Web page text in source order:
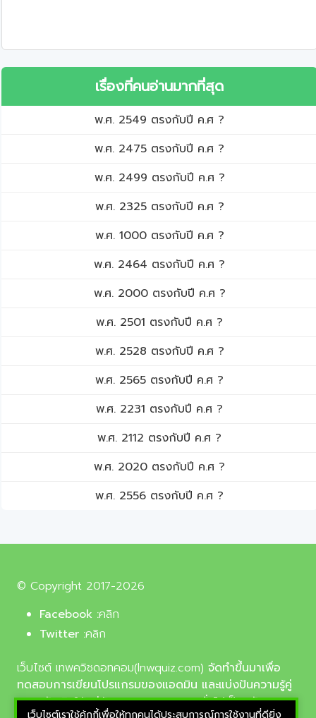
เรื่องที่คนอ่านมากที่สุด
พ.ศ. 2549 ตรงกับปี ค.ศ ?
พ.ศ. 2475 ตรงกับปี ค.ศ ?
พ.ศ. 2499 ตรงกับปี ค.ศ ?
พ.ศ. 2325 ตรงกับปี ค.ศ ?
พ.ศ. 1000 ตรงกับปี ค.ศ ?
พ.ศ. 2464 ตรงกับปี ค.ศ ?
พ.ศ. 2000 ตรงกับปี ค.ศ ?
พ.ศ. 2501 ตรงกับปี ค.ศ ?
พ.ศ. 2528 ตรงกับปี ค.ศ ?
พ.ศ. 2565 ตรงกับปี ค.ศ ?
พ.ศ. 2231 ตรงกับปี ค.ศ ?
พ.ศ. 2112 ตรงกับปี ค.ศ ?
พ.ศ. 2020 ตรงกับปี ค.ศ ?
พ.ศ. 2556 ตรงกับปี ค.ศ ?
© Copyright 2017-2026
Facebook :คลิก
Twitter :คลิก
เว็บไซต์ เทพควิชดอทคอม(lnwquiz.com) จัดทำขึ้นมาเพื่อ
ทดสอบการเขียนโปรแกรมของแอดมิน และแบ่งปันความรู้คู่
ความบันเทิงให้แก่น้อง ๆ ตลอดจนบุคลทั่วไปเป็นหลัก,
เว็บไซต์เราใช้คุ้กกี้เพื่อให้ทุกคนได้ประสบการณ์การใช้งานที่ดียิ่ง